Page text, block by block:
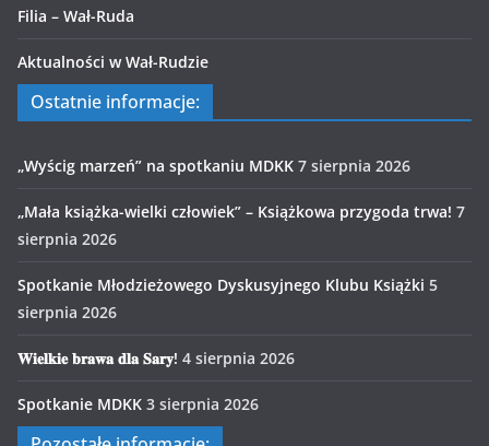
Filia – Wał-Ruda
Aktualności w Wał-Rudzie
Ostatnie informacje:
„Wyścig marzeń” na spotkaniu MDKK 7 sierpnia 2026
„Mała książka-wielki człowiek” – Książkowa przygoda trwa! 7
sierpnia 2026
Spotkanie Młodzieżowego Dyskusyjnego Klubu Książki 5
sierpnia 2026
𝐖𝐢𝐞𝐥𝐤𝐢𝐞 𝐛𝐫𝐚𝐰𝐚 𝐝𝐥𝐚 𝐒𝐚𝐫𝐲! 4 sierpnia 2026
Spotkanie MDKK 3 sierpnia 2026